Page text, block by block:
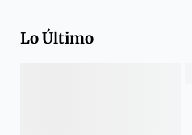
Lo Último